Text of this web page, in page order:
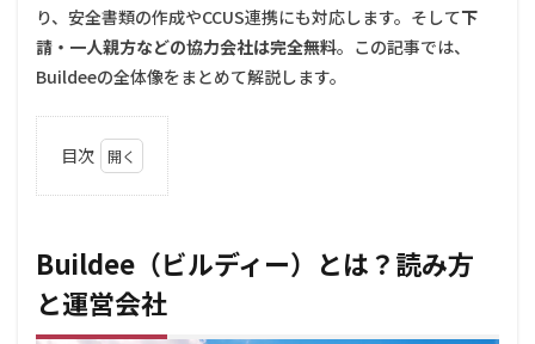
り、安全書類の作成やCCUS連携にも対応します。そして下
請・一人親方などの協力会社は完全無料。この記事では、
Buildeeの全体像をまとめて解説します。
目次
とは？読み
方と運営会
社
2
Buildee（ビルディー）とは？読み方
と運営会社